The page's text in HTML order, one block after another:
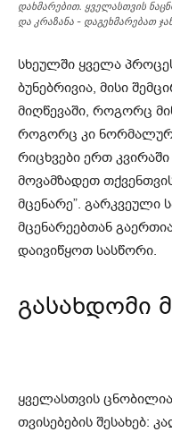
დახმარებით. ყველასთვის
და კრაზანა - დაგეხმარებათ
სხეულში ყველა
ბუნებრივია, მისი
მიღწევაში, როგორც
როგორც კი ნორმალურ
რიცხვები ერთ
მოვამზადეთ
მცენარე”. გარკვეული
მცენარეებთან
დაივიწყოთ სასწორი.
გასახდომი
ყველასთვის
თვისებების შესახებ: